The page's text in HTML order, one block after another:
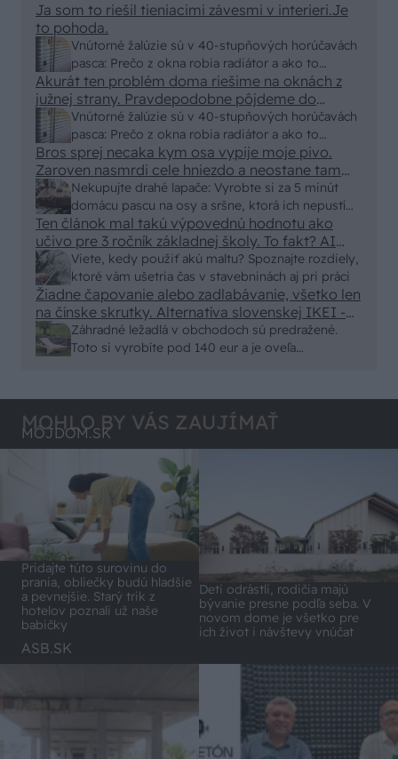
Vnútorné žalúzie sú v 40-stupňových horúčavách
pasca: Prečo z okna robia radiátor a ako to
vyriešiť za pár eur?
Ja som to riešil tieniacimi závesmi v interieri.Je
to pohoda.
Vnútorné žalúzie sú v 40-stupňových horúčavách
pasca: Prečo z okna robia radiátor a ako to
vyriešiť za pár eur?
Akurát ten problém doma riešime na oknách z
južnej strany. Pravdepodobne pôjdeme do
vonkajšieho tienenia na spôsob markízy
250x150cm. Čínsky predajcovia idú okolo 100
eur kus.
Nekupujte drahé lapače: Vyrobte si za 5 minút
domácu pascu na osy a sršne, ktorá ich nepustí
von
Bros sprej necaka kym osa vypije moje pivo.
Zaroven nasmrdi cele hniezdo a neostane tam
nic zive. Vasa pasca naucinke moc efektivne.
Skor pritiahne slimaky
Viete, kedy použiť akú maltu? Spoznajte rozdiely,
ktoré vám ušetria čas v stavebninách aj pri práci
Ten článok mal takú výpovednú hodnotu ako
učivo pre 3 ročník základnej školy. To fakt? AI
alebo nejaka kniha z VŠ? Dnešné rychlotvrdnuce
malty - pevnosť 40 Mpa a doba schnutia tak 15
minut , k tomu vodotesné s kryštálikou. A rozdiel
- schnutie a zretie. Nič?
Záhradné ležadlá v obchodoch sú predražené.
Toto si vyrobíte pod 140 eur a je oveľa
Žiadne čapovanie alebo zadlabávanie, všetko len
na čínske skrutky. Alternatíva slovenskej IKEI -
čo sa týka pevnosti. Autor si nedal veľa námahy s
remeselným spracovaním, škoda. No lepšie než
MOHLO BY VÁS ZAUJÍMAŤ
MÔJDOM.SK
Pridajte túto surovinu do
prania, obliečky budú hladšie
a pevnejšie. Starý trik z
hotelov poznali už naše
babičky
Deti odrástli, rodičia majú
bývanie presne podľa seba. V
novom dome je všetko pre
ich život i návštevy vnúčat
ASB.SK